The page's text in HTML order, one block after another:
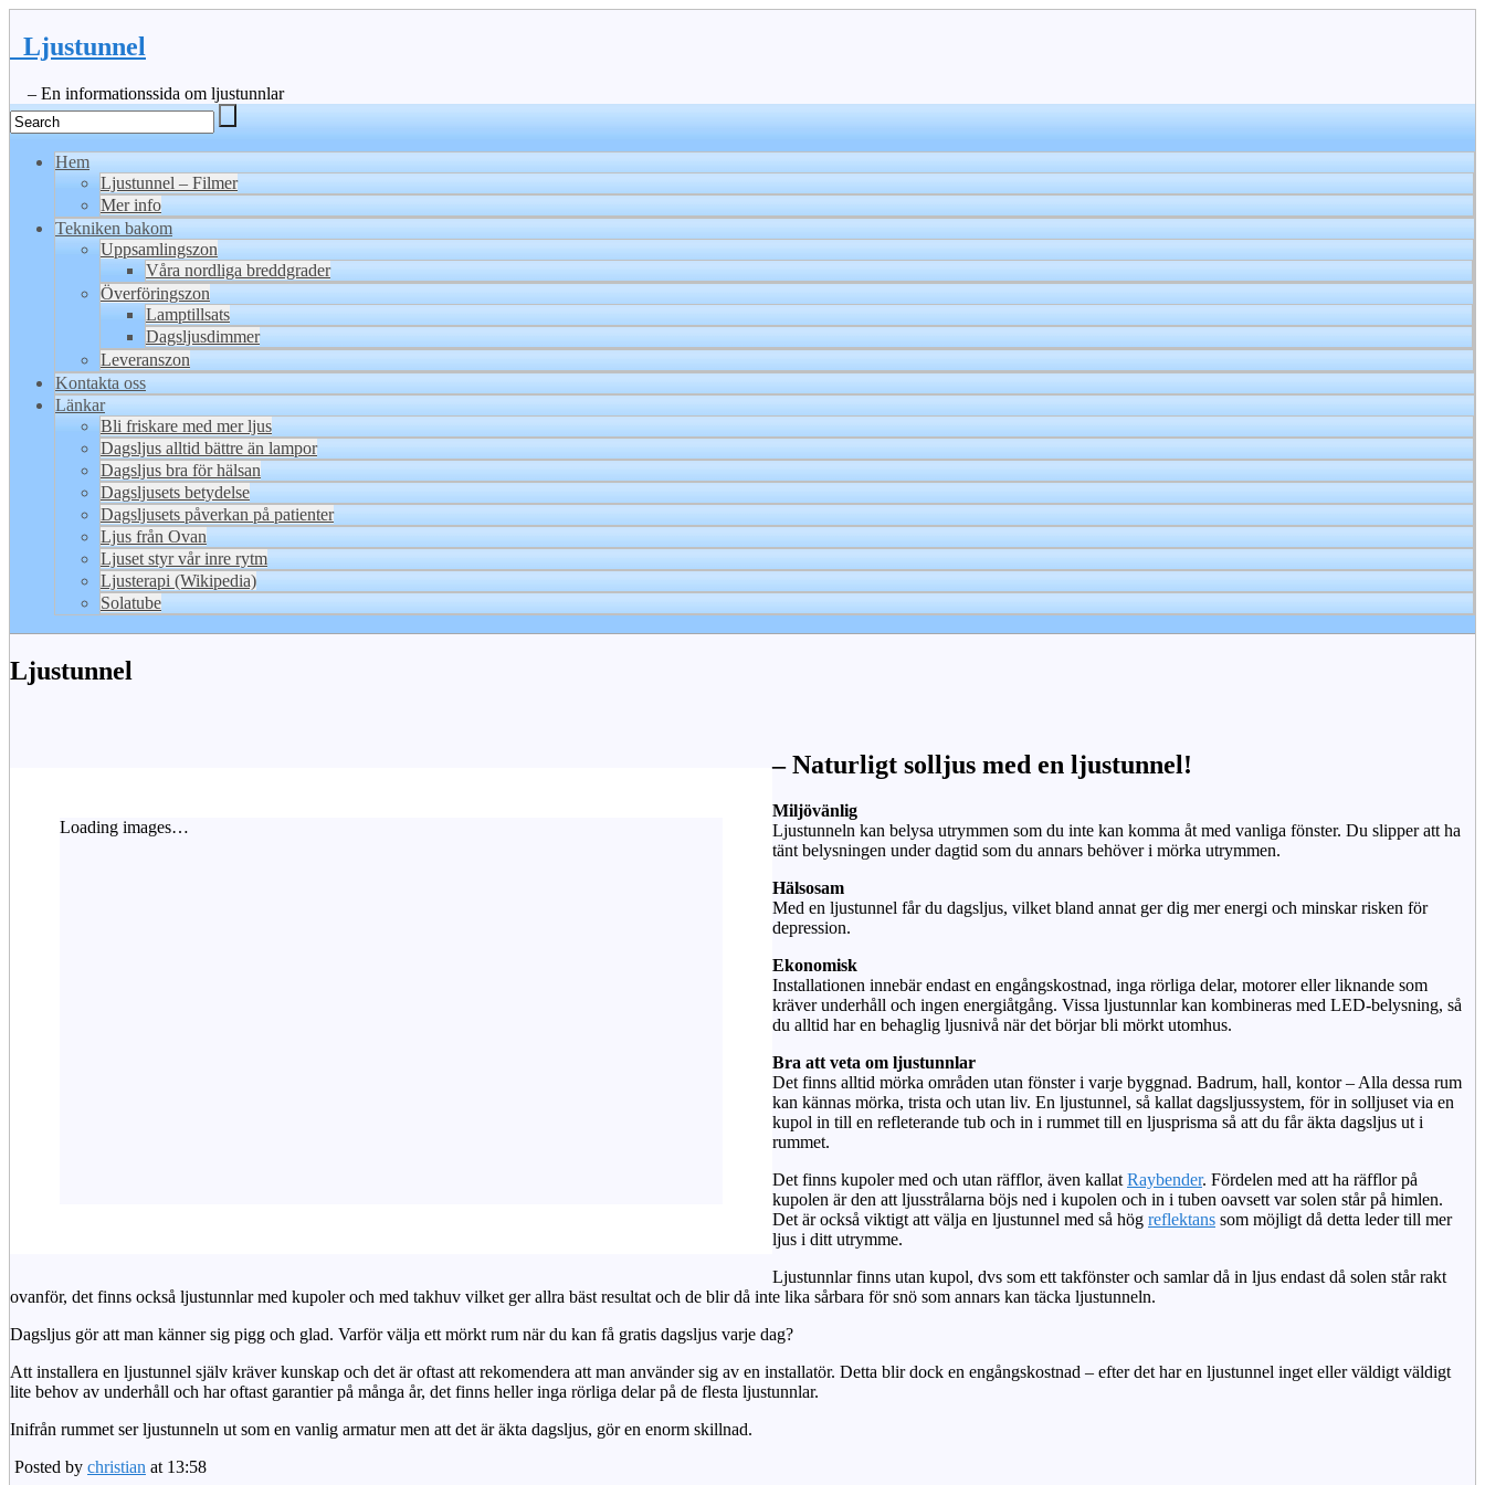
Ljustunnel
– En informationssida om ljustunnlar
Hem
Ljustunnel – Filmer
Mer info
Tekniken bakom
Uppsamlingszon
Våra nordliga breddgrader
Överföringszon
Lamptillsats
Dagsljusdimmer
Leveranszon
Kontakta oss
Länkar
Bli friskare med mer ljus
Dagsljus alltid bättre än lampor
Dagsljus bra för hälsan
Dagsljusets betydelse
Dagsljusets påverkan på patienter
Ljus från Ovan
Ljuset styr vår inre rytm
Ljusterapi (Wikipedia)
Solatube
Ljustunnel
Loading images…
– Naturligt solljus med en ljustunnel!
Miljövänlig
Ljustunneln kan belysa utrymmen som du inte kan komma åt med vanliga fönster. Du slipper att ha
tänt belysningen under dagtid som du annars behöver i mörka utrymmen.
Hälsosam
Med en ljustunnel får du dagsljus, vilket bland annat ger dig mer energi och minskar risken för
depression.
Ekonomisk
Installationen innebär endast en engångskostnad, inga rörliga delar, motorer eller liknande som
kräver underhåll och ingen energiåtgång. Vissa ljustunnlar kan kombineras med LED-belysning, så
du alltid har en behaglig ljusnivå när det börjar bli mörkt utomhus.
Bra att veta om ljustunnlar
Det finns alltid mörka områden utan fönster i varje byggnad. Badrum, hall, kontor – Alla dessa rum
kan kännas mörka, trista och utan liv. En ljustunnel, så kallat dagsljussystem, för in solljuset via en
kupol in till en refleterande tub och in i rummet till en ljusprisma så att du får äkta dagsljus ut i
rummet.
Det finns kupoler med och utan räfflor, även kallatRaybender. Fördelen med att ha räfflor på
kupolen är den att ljusstrålarna böjs ned i kupolen och in i tuben oavsett var solen står på himlen.
Det är också viktigt att välja en ljustunnel med så hög reflektans som möjligt då detta leder till mer
ljus i ditt utrymme.
Ljustunnlar finns utan kupol, dvs som ett takfönster och samlar då in ljus endast då solen står rakt
ovanför, det finns också ljustunnlar med kupoler och med takhuv vilket ger allra bäst resultat och de blir då inte lika sårbara för snö som annars kan täcka ljustunneln.
Dagsljus gör att man känner sig pigg och glad. Varför välja ett mörkt rum när du kan få gratis dagsljus varje dag?
Att installera en ljustunnel själv kräver kunskap och det är oftast att rekomendera att man använder sig av en installatör. Detta blir dock en engångskostnad – efter det har en ljustunnel inget eller väldigt väldigt
lite behov av underhåll och har oftast garantier på många år, det finns heller inga rörliga delar på de flesta ljustunnlar.
Inifrån rummet ser ljustunneln ut som en vanlig armatur men att det är äkta dagsljus, gör en enorm skillnad.
Posted by christian at 13:58